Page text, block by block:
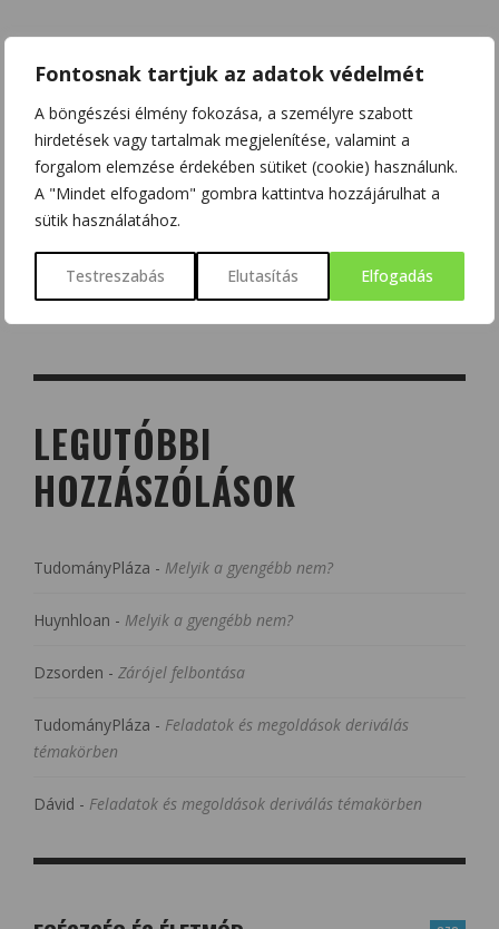
Fontosnak tartjuk az adatok védelmét
A böngészési élmény fokozása, a személyre szabott
hirdetések vagy tartalmak megjelenítése, valamint a
forgalom elemzése érdekében sütiket (cookie) használunk.
A "Mindet elfogadom" gombra kattintva hozzájárulhat a
sütik használatához.
Testreszabás Elutasítás Elfogadás
LEGUTÓBBI
HOZZÁSZÓLÁSOK
TudományPláza - Melyik a gyengébb nem?
Huynhloan - Melyik a gyengébb nem?
Dzsorden - Zárójel felbontása
TudományPláza - Feladatok és megoldások deriválás
témakörben
Dávid - Feladatok és megoldások deriválás témakörben